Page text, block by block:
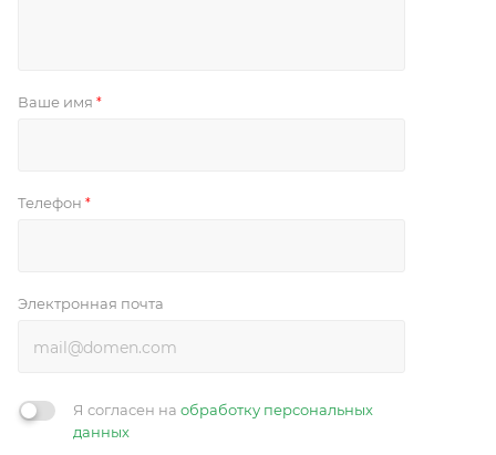
Ваше имя *
Телефон *
Электронная почта
Я согласен на обработку персональных
данных